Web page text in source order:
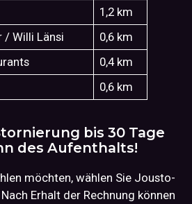
1,2 km
/ Willi Länsi
0,6 km
0,4 km
0,6 km
bis 30 Tage
des Aufenthalts!
möchten, wählen Sie Jousto-
Erhalt der Rechnung können